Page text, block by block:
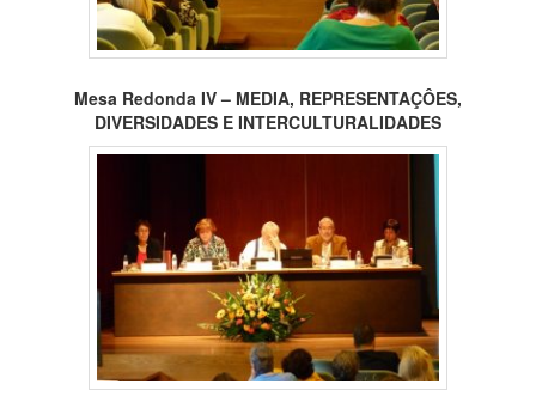
Mesa Redonda IV – MEDIA, REPRESENTAÇÔES,
DIVERSIDADES E INTERCULTURALIDADES